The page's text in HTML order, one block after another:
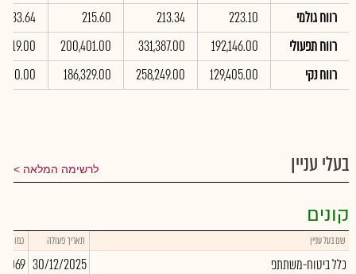
רווח גולמי
223.10
213.34
215.60
833.64
רווח תפעולי
192,146.00
331,387.00
200,401.00
רווח נקי
129,405.00
258,249.00
186,329.00
בעלי עניין לרשימה המלאה
קונים
שם בעל עניין תאריך פעולה כמות
כלל ביטוח-משתתפ 30/12/2025